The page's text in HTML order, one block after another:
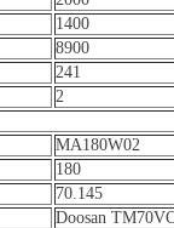
1400
8900
241
2
MA180W02
180
70.145
Doosan